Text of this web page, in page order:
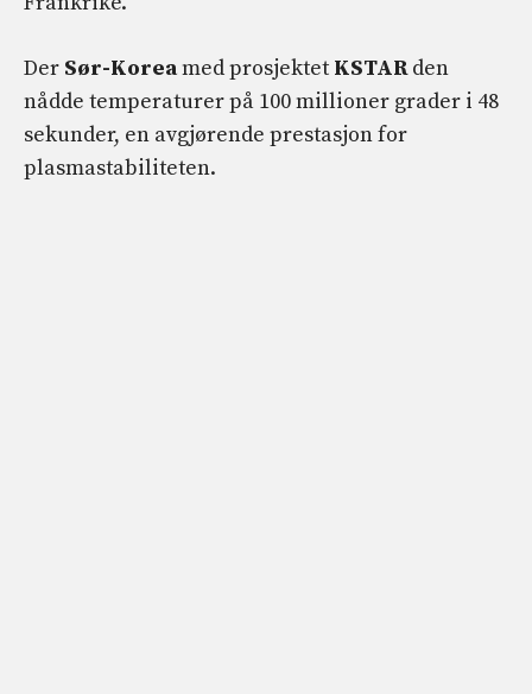
Der Sør-Koreamed prosjektet KSTARden
nådde temperaturer på 100 millioner grader i 48
sekunder, en avgjørende prestasjon for
plasmastabiliteten.